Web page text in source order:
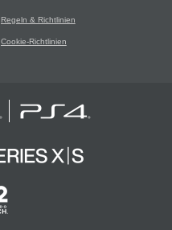
Regeln & Richtlinien
Cookie-Richtlinien